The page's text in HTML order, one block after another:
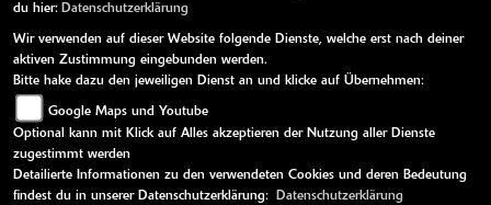
WEITERE LINKS
Kawasaki News
Kawasaki Handbücher
Kawasaki Bekleidung
Kawasaki Merchandise
du hier: Datenschutzerklärung
Wir verwenden auf dieser Website folgende Dienste, welche erst nach deiner
aktiven Zustimmung eingebunden werden.
Bitte hake dazu den jeweiligen Dienst an und klicke auf Übernehmen:
Google Maps und Youtube
Optional kann mit Klick auf Alles akzeptieren der Nutzung aller Dienste
zugestimmt werden
Detailierte Informationen zu den verwendeten Cookies und deren Bedeutung
findest du in unserer Datenschutzerklärung:
Datenschutzerklärung